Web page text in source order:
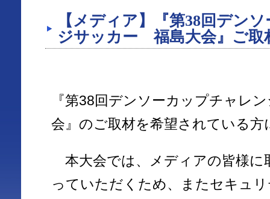
【メディア】『第38回デン
ジサッカー 福島大会』ご取
『第38回デンソーカップチャレ
会』のご取材を希望されている方
本大会では、メディアの皆様に
っていただくため、またセキュ